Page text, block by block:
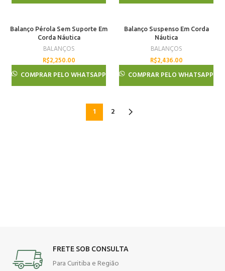
Balanço Pérola Sem Suporte Em
Corda Náutica
BALANÇOS
R$2,250.00
COMPRAR PELO WHATSAPP
Balanço Suspenso Em Corda
Náutica
BALANÇOS
R$2,436.00
COMPRAR PELO WHATSAPP
1 2
FRETE SOB CONSULTA
Para Curitiba e Região